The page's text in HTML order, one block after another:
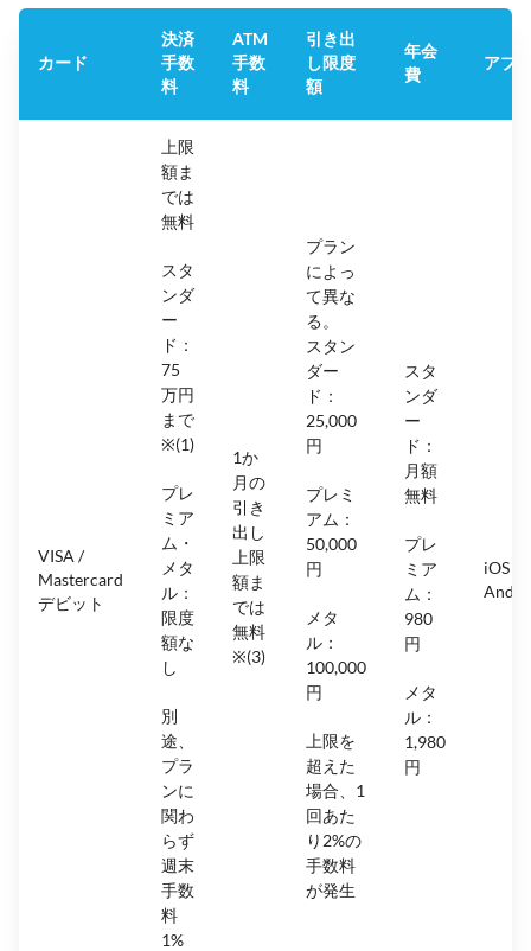
カード
決済
手数
料
ATM
手数
料
引き出
し限度
額
年会
費
アプ
VISA /
Mastercard
デビット
上限
額ま
では
無料
スタ
ンダ
ー
ド：
75
万円
まで
※(1)
プレ
ミア
ム・
メタ
ル：
限度
額な
し
別
途、
プラ
ンに
関わ
らず
週末
手数
料
1%
1か
月の
引き
出し
上限
額ま
では
無料
※(3)
プラン
によっ
て異な
る。
スタン
ダー
ド：
25,000
円
プレミ
アム：
50,000
円
メタ
ル：
100,000
円
上限を
超えた
場合、1
回あた
り2%の
手数料
が発生
スタ
ンダ
ー
ド：
月額
無料
プレ
ミア
ム：
980
円
メタ
ル：
1,980
円
iOS &